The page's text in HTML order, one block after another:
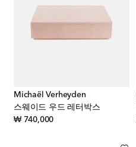
Michaël Verheyden
스웨이드 우드 레터박스
₩ 740,000original price